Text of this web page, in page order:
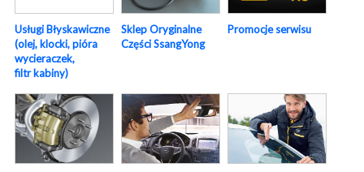
Usługi Błyskawiczne
(olej, klocki, pióra
wycieraczek,
filtr kabiny)
Sklep Oryginalne
Części SsangYong
Promocje serwisu